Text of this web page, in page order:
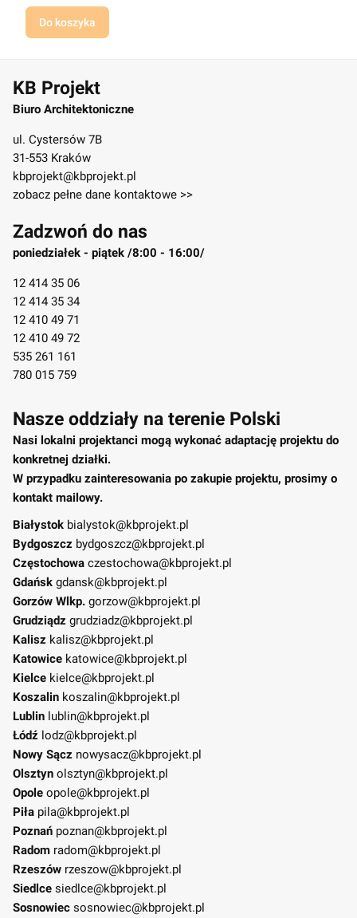
Do koszyka
KB Projekt
Biuro Architektoniczne
ul. Cystersów 7B
31-553 Kraków
kbprojekt@kbprojekt.pl
zobacz pełne dane kontaktowe >>
Zadzwoń do nas
poniedziałek - piątek /8:00 - 16:00/
12 414 35 06
12 414 35 34
12 410 49 71
12 410 49 72
535 261 161
780 015 759
Nasze oddziały na terenie Polski
Nasi lokalni projektanci mogą wykonać adaptację projektu do
konkretnej działki.
W przypadku zainteresowania po zakupie projektu, prosimy o
kontakt mailowy.
Białystok bialystok@kbprojekt.pl
Bydgoszcz bydgoszcz@kbprojekt.pl
Częstochowa czestochowa@kbprojekt.pl
Gdańsk gdansk@kbprojekt.pl
Gorzów Wlkp. gorzow@kbprojekt.pl
Grudziądz grudziadz@kbprojekt.pl
Kalisz kalisz@kbprojekt.pl
Katowice katowice@kbprojekt.pl
Kielce kielce@kbprojekt.pl
Koszalin koszalin@kbprojekt.pl
Lublin lublin@kbprojekt.pl
Łódź lodz@kbprojekt.pl
Nowy Sącz nowysacz@kbprojekt.pl
Olsztyn olsztyn@kbprojekt.pl
Opole opole@kbprojekt.pl
Piła pila@kbprojekt.pl
Poznań poznan@kbprojekt.pl
Radom radom@kbprojekt.pl
Rzeszów rzeszow@kbprojekt.pl
Siedlce siedlce@kbprojekt.pl
Sosnowiec sosnowiec@kbprojekt.pl